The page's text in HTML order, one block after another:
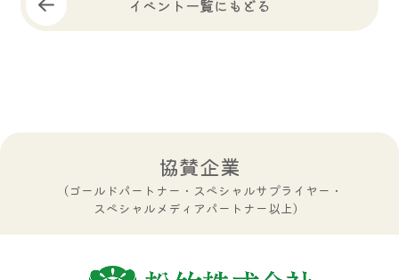
イベント一覧にもどる
協賛企業
（ゴールドパートナー・スペシャルサプライヤー・
スペシャルメディアパートナー以上）